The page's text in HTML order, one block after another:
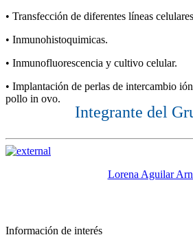
• Transfección de diferentes líneas
• Inmunohistoquimicas.
• Inmunofluorescencia y cultivo celular.
• Implantación de perlas de intercambio
pollo in ovo.
Integrante del
Lorena Aguilar
Información de interés